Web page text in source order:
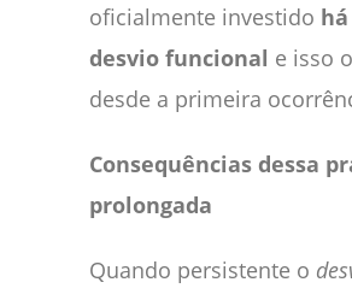
oficialmente investido
desvio funcional e isso
desde a primeira
Consequências dessa
prolongada
Quando persistente o